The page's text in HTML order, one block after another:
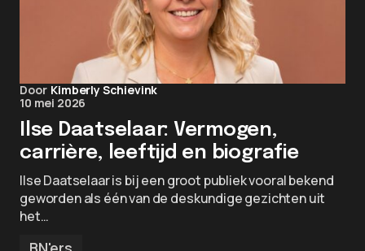
Door Kimberly Schievink
10 mei 2026
Ilse Daatselaar: Vermogen,
carrière, leeftijd en biografie
Ilse Daatselaar is bij een groot publiek vooral bekend
geworden als één van de deskundige gezichten uit
het…